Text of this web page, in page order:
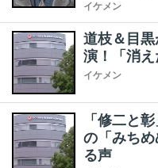
イケメン
道枝＆目
演！「消
イケメン
「修二と
の「みち
る声